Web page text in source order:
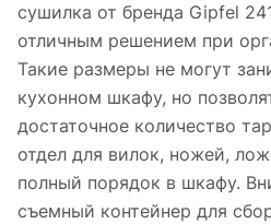
сушилка от бренда Gipfel
отличным решением при
Такие размеры не могут
кухонном шкафу, но
достаточное количество
отдел для вилок, ножей,
полный порядок в шкафу.
съемный контейнер для